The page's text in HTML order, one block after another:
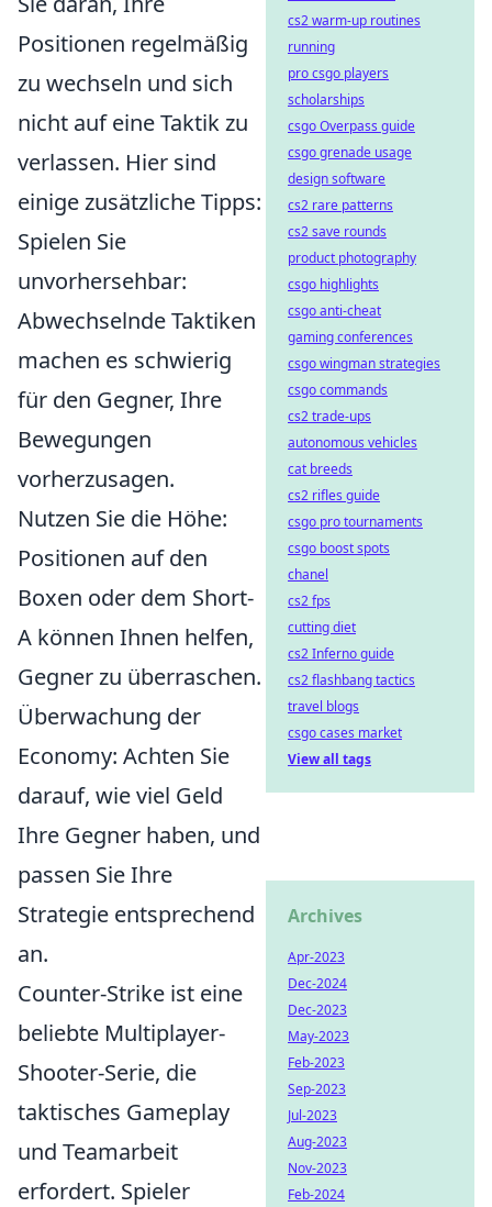
Positionen regelmäßig
zu wechseln und sich
nicht auf eine Taktik zu
verlassen. Hier sind
einige zusätzliche Tipps:
Spielen Sie
unvorhersehbar:
Abwechselnde Taktiken
machen es schwierig
für den Gegner, Ihre
Bewegungen
vorherzusagen.
Nutzen Sie die Höhe:
Positionen auf den
Boxen oder dem Short-
A können Ihnen helfen,
Gegner zu überraschen.
Überwachung der
Economy: Achten Sie
darauf, wie viel Geld
Ihre Gegner haben, und
passen Sie Ihre
Strategie entsprechend
an.
Counter-Strike ist eine
beliebte Multiplayer-
Shooter-Serie, die
taktisches Gameplay
und Teamarbeit
erfordert. Spieler
cs2 warm-up routines
running
pro csgo players
scholarships
csgo Overpass guide
csgo grenade usage
design software
cs2 rare patterns
cs2 save rounds
product photography
csgo highlights
csgo anti-cheat
gaming conferences
csgo wingman strategies
csgo commands
cs2 trade-ups
autonomous vehicles
cat breeds
cs2 rifles guide
csgo pro tournaments
csgo boost spots
chanel
cs2 fps
cutting diet
cs2 Inferno guide
cs2 flashbang tactics
travel blogs
csgo cases market
View all tags
Archives
Apr-2023
Dec-2024
Dec-2023
May-2023
Feb-2023
Sep-2023
Jul-2023
Aug-2023
Nov-2023
Feb-2024